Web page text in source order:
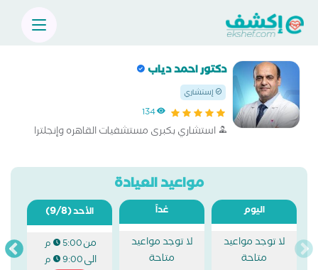
دكتور احمد دياب
إستشاري
134
استشاري بكبرى مستشفيات القاهره وإنجلترا
مواعيد العيادة
اليوم
لا توجد مواعيد
متاحة
غداً
لا توجد مواعيد
متاحة
الأحد(9/8)
من5:00 م
الى9:00 م